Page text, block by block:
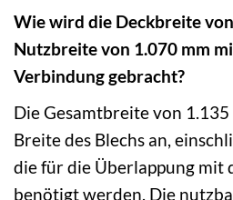
Wie wird die Deckbreite
Nutzbreite von 1.070 mm
Verbindung gebracht?
Die Gesamtbreite von
Breite des Blechs an,
die für die Überlappung mit
benötigt werden. Die